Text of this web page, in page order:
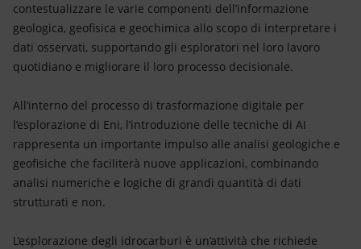
contestualizzare le varie componenti dell’informazione
geologica, geofisica e geochimica allo scopo di interpretare i
dati osservati, supportando gli esploratori nel loro lavoro
quotidiano e migliorare il loro processo decisionale.
All’interno del processo di trasformazione digitale per
l’esplorazione di Eni, l’introduzione delle tecniche di AI
rappresenta un importante impulso alle analisi geologiche e
geofisiche che faciliterà nuove applicazioni, combinando
analisi numeriche e logiche di grandi quantità di dati
strutturati e non.
L’esplorazione degli idrocarburi è un’attività che richiede